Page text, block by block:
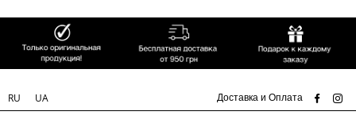
Skip to
RU UA Доставка и Оплата